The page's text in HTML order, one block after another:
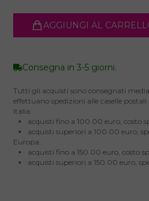
AGGIUNGI AL
Consegna in 3-5 giorni.
Tutti gli acquisti sono consegnati
effettuano spedizioni alle caselle postali.
Italia:
acquisti fino a 100.00 euro, costo
acquisti superiori a 100.00 euro,
Europa:
acquisti fino a 150.00 euro, costo
acquisti superiori a 150.00 euro,